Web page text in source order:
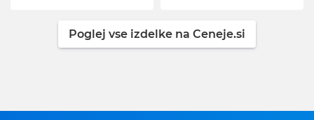
Poglej vse izdelke na Ceneje.si